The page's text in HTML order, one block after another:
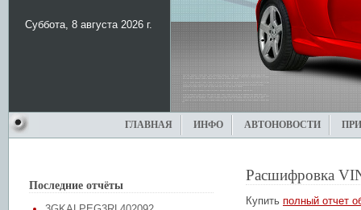
Суббота, 8 августа 2026 г.
ГЛАВНАЯ ИНФО АВТОНОВОСТИ
Последние отчёты
Расшифровка
Купить полный отчет